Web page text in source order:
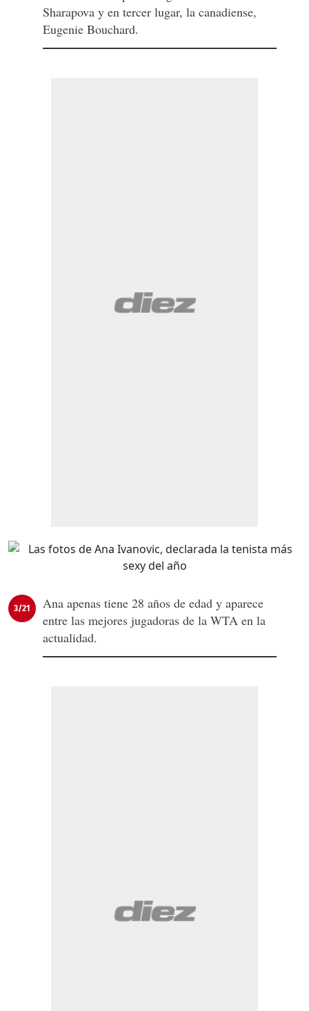
Sharapova y en tercer lugar, la canadiense,
Eugenie Bouchard.
3/21
Ana apenas tiene 28 años de edad y aparece
entre las mejores jugadoras de la WTA en la
actualidad.